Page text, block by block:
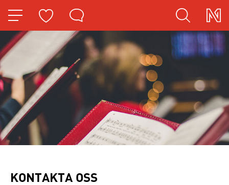
HOPPA TILL NAVIGERINGEN
HOPPA TILL INNEHÅLLET
KONTAKTA OSS